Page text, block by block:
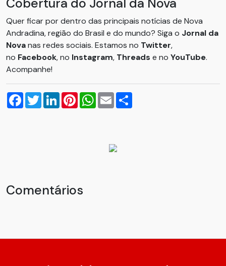
Quer ficar por dentro das principais notícias de Nova
Andradina, região do Brasil e do mundo? Siga o Jornal da
Novanas redes sociais. Estamos no Twitter,
no Facebook, no Instagram, Threads e no YouTube.
Acompanhe!
Facebook
TwitterLinkedInPinterestWhatsApp
Email
Comentários